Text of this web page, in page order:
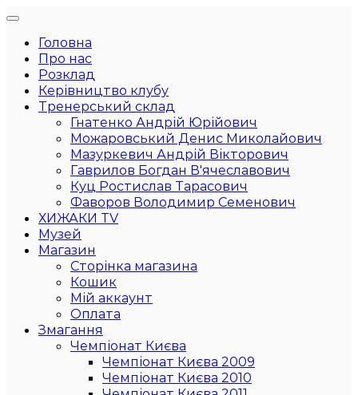
Головна
Про нас
Розклад
Керівництво клубу
Тренерський склад
Гнатенко Андрій Юрійович
Можаровський Денис Миколайович
Мазуркевич Андрій Вікторович
Гаврилов Богдан В'ячеславович
Куц Ростислав Тарасович
Фаворов Володимир Семенович
ХИЖАКИ TV
Музей
Магазин
Сторінка магазина
Кошик
Мій аккаунт
Оплата
Змагання
Чемпіонат Києва
Чемпіонат Києва 2009
Чемпіонат Києва 2010